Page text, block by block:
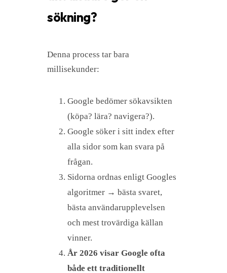
sökning?
Denna process tar bara
millisekunder:
Google bedömer sökavsikten
(köpa? lära? navigera?).
Google söker i sitt index efter
alla sidor som kan svara på
frågan.
Sidorna ordnas enligt Googles
algoritmer → bästa svaret,
bästa användarupplevelsen
och mest trovärdiga källan
vinner.
År 2026 visar Google ofta
både ett traditionellt